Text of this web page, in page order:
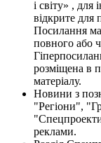
і світу» , для
відкрите для
Посилання
повного або
розміщена в
матеріалу.
Новини з
"Регіони",
реклами.